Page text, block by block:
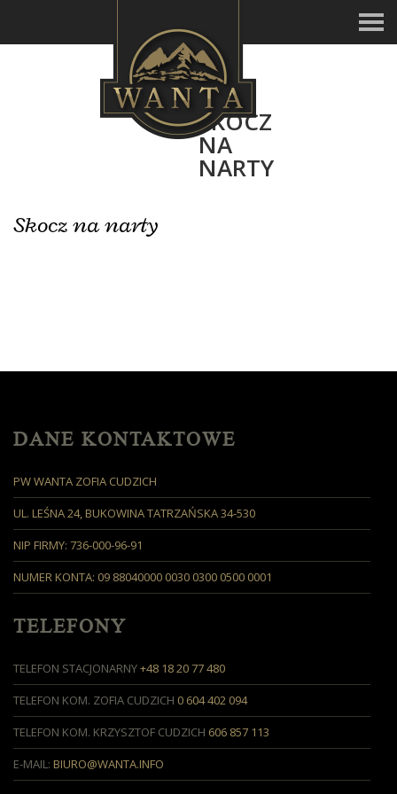
SKOCZ
NA
NARTY
Skocz na narty
DANE KONTAKTOWE
PW WANTA ZOFIA CUDZICH
UL. LEŚNA 24, BUKOWINA TATRZAŃSKA 34-530
NIP FIRMY: 736-000-96-91
NUMER KONTA: 09 88040000 0030 0300 0500 0001
TELEFONY
TELEFON STACJONARNY+48 18 20 77 480
TELEFON KOM. ZOFIA CUDZICH 0 604 402 094
TELEFON KOM. KRZYSZTOF CUDZICH 606 857 113
E-MAIL: BIURO@WANTA.INFO